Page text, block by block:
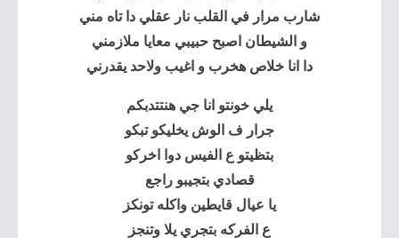
شارب مرار في القلب نار عقلي دا تاه مني
و الشيطان اصبح حبيبي معايا ملازمني
دا انا خلاص هخرب و اغيب ولاحد يقدرني
يلي خونتو انا جي هنتتدبكم
جرار ف الوش يخليكو تبكو
بتظيتو ع الفيس دوا اخركو
قصادي بتجيبو راجع
يا عيال قايطين واكله تونكز
ع الفركه بتجري يلا وتنجز